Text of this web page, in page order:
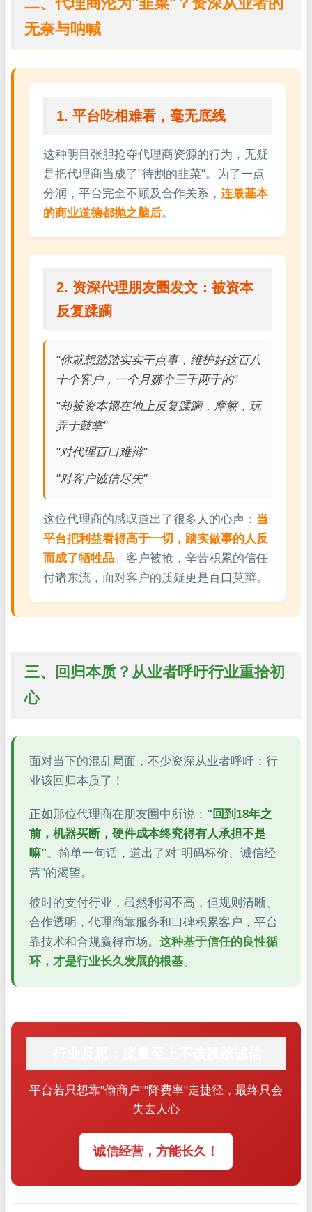
无奈与呐喊
1. 平台吃相难看，毫无底线
这种明目张胆抢夺代理商资源的行为，无疑
是把代理商当成了"待割的韭菜"。为了一点
分润，平台完全不顾及合作关系， 连最基本
的商业道德都抛之脑后。
2. 资深代理朋友圈发文：被资本
反复蹂躏
"你就想踏踏实实干点事，维护好这百八
十个客户，一个月赚个三千两千的"
"却被资本摁在地上反复蹂躏，摩擦，玩
弄于鼓掌"
"对代理百口难辩"
"对客户诚信尽失"
这位代理商的感叹道出了很多人的心声： 当
平台把利益看得高于一切，踏实做事的人反
而成了牺牲品。客户被抢，辛苦积累的信任
付诸东流，面对客户的质疑更是百口莫辩。
三、回归本质？从业者呼吁行业重拾初
心
面对当下的混乱局面，不少资深从业者呼吁：行
业该回归本质了！
正如那位代理商在朋友圈中所说： "回到18年之
前，机器买断，硬件成本终究得有人承担不是
嘛"。简单一句话，道出了对"明码标价、诚信经
营"的渴望。
彼时的支付行业，虽然利润不高，但规则清晰、
合作透明，代理商靠服务和口碑积累客户，平台
靠技术和合规赢得市场。 这种基于信任的良性循
环，才是行业长久发展的根基。
平台若只想靠"偷商户""降费率"走捷径，最终只会
失去人心
诚信经营，方能长久！